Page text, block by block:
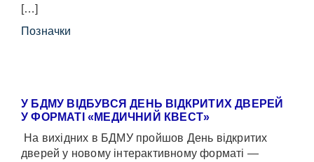
[…]
Позначки
У БДМУ ВІДБУВСЯ ДЕНЬ ВІДКРИТИХ ДВЕРЕЙ
У ФОРМАТІ «МЕДИЧНИЙ КВЕСТ»
На вихідних в БДМУ пройшов День відкритих
дверей у новому інтерактивному форматі —